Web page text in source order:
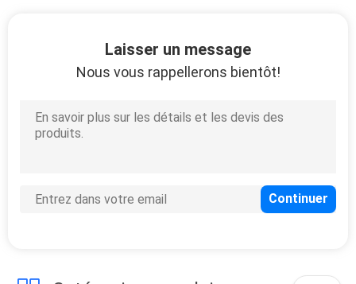
Laisser un message
Nous vous rappellerons bientôt!